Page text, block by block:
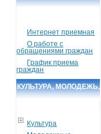
Интернет приемная
О работе с
обращениями граждан
График приема
граждан
КУЛЬТУРА, МОЛОДЕЖЬ,
Культура